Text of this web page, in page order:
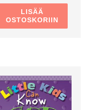
LISÄÄ
OSTOSKORIIN